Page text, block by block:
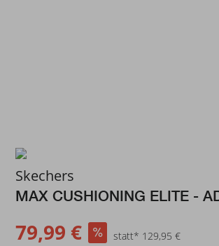
Skechers
MAX CUSHIONING ELITE -
79,99 € statt* 129,95 €